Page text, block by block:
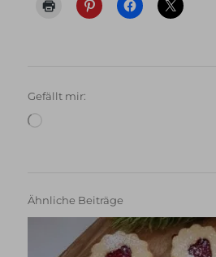
Gefällt mir:
Ähnliche Beiträge